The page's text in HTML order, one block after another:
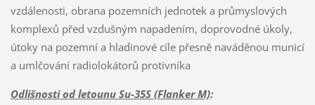
vzdálenosti, obrana pozemních jednotek a průmyslových
komplexů před vzdušným napadením, doprovodné úkoly,
útoky na pozemní a hladinové cíle přesně naváděnou municí
a umlčování radiolokátorů protivníka
Odlišnosti od letounu Su-35S (Flanker M):